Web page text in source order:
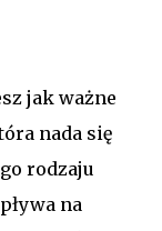
jak ważne
nada się
rodzaju
na